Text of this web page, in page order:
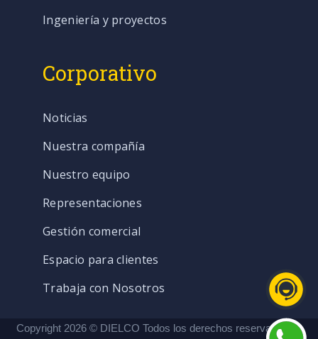
Ingeniería y proyectos
Corporativo
Noticias
Nuestra compañía
Nuestro equipo
Representaciones
Gestión comercial
Espacio para clientes
Trabaja con Nosotros
Copyright 2026 © DIELCO Todos los derechos reservados. |